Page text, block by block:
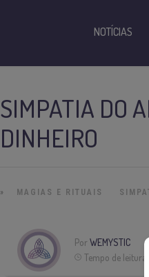
SIMPATIA DO
DINHEIRO
» MAGIAS E RITUAIS
PorWEMYSTIC
Tempo de leitura:
NOTÍCIAS